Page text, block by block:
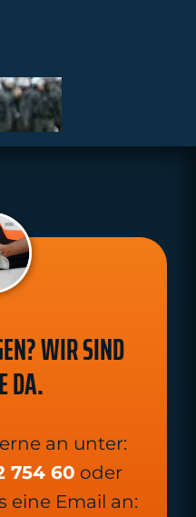
WIR SIND
DA.
an unter:
754 60 oder
eine Email an: